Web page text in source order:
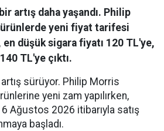
artış daha yaşandı. Philip
yeni fiyat tarifesi
düşük sigara fiyatı 120 TL'ye,
TL'ye çıktı.
sürüyor. Philip Morris
yeni zam yapılırken,
Ağustos 2026 itibarıyla satış
başladı.